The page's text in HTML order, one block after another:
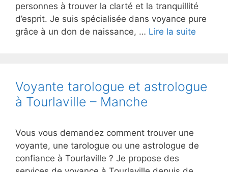
personnes à trouver la clarté et la tranquillité
d’esprit. Je suis spécialisée dans voyance pure
grâce à un don de naissance, … Lire la suite
Voyante tarologue et astrologue
à Tourlaville – Manche
Vous vous demandez comment trouver une
voyante, une tarologue ou une astrologue de
confiance à Tourlaville ? Je propose des